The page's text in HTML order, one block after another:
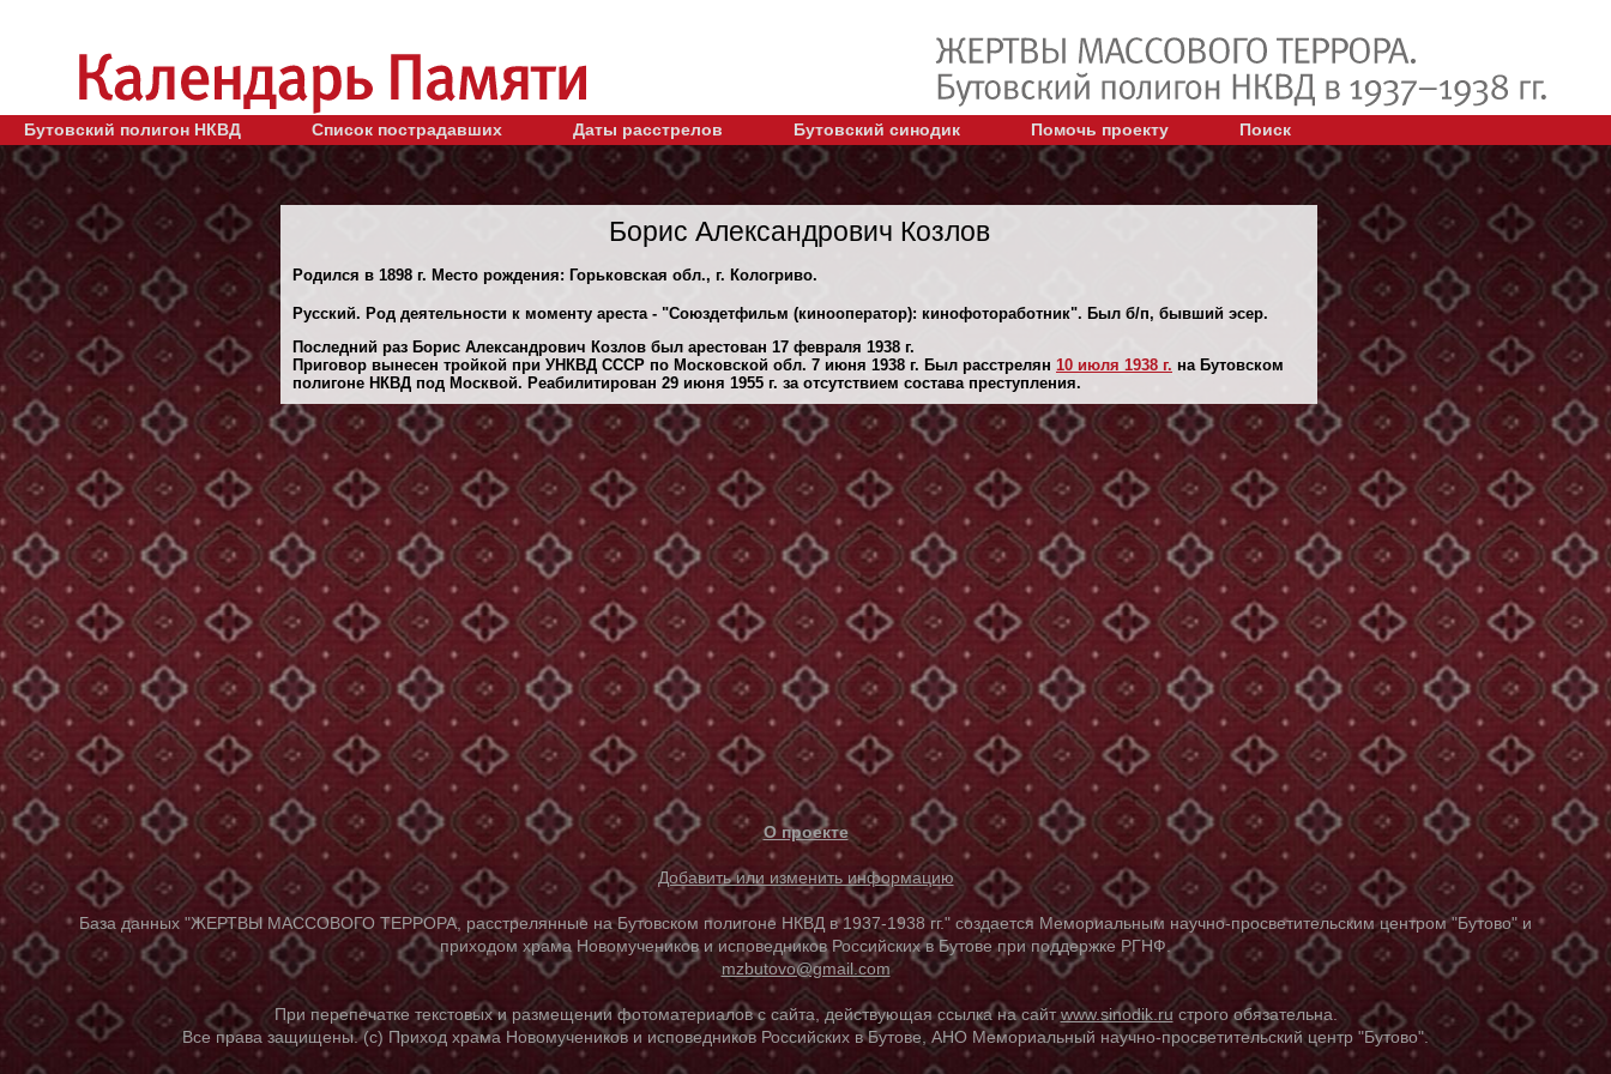
Бутовский полигон НКВД Список пострадавших Даты расстрелов Бутовский синодик Помочь проекту Поиск
Борис Александрович Козлов
Родился в 1898 г. Место рождения: Горьковская обл., г. Кологриво.
Русский. Род деятельности к моменту ареста - "Союздетфильм (кинооператор): кинофотоработник". Был б/п, бывший эсер.
Последний раз Борис Александрович Козлов был арестован 17 февраля 1938 г.
Приговор вынесен тройкой при УНКВД СССР по Московской обл. 7 июня 1938 г. Был расстрелян 10 июля 1938 г. на Бутовском
полигоне НКВД под Москвой. Реабилитирован 29 июня 1955 г. за отсутствием состава преступления.
О проекте
Добавить или изменить информацию
База данных "ЖЕРТВЫ МАССОВОГО ТЕРРОРА, расстрелянные на Бутовском полигоне НКВД в 1937-1938 гг." создается Мемориальным научно-просветительским центром "Бутово" и
приходом храма Новомучеников и исповедников Российских в Бутове при поддержке РГНФ.
mzbutovo@gmail.com
При перепечатке текстовых и размещении фотоматериалов с сайта, действующая ссылка на сайтwww.sinodik.ru строго обязательна.
Все права защищены. (с) Приход храма Новомучеников и исповедников Российских в Бутове, АНО Мемориальный научно-просветительский центр "Бутово".